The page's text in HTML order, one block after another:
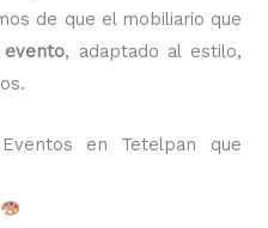
de que el mobiliario que
, adaptado al estilo,
en Tetelpan que